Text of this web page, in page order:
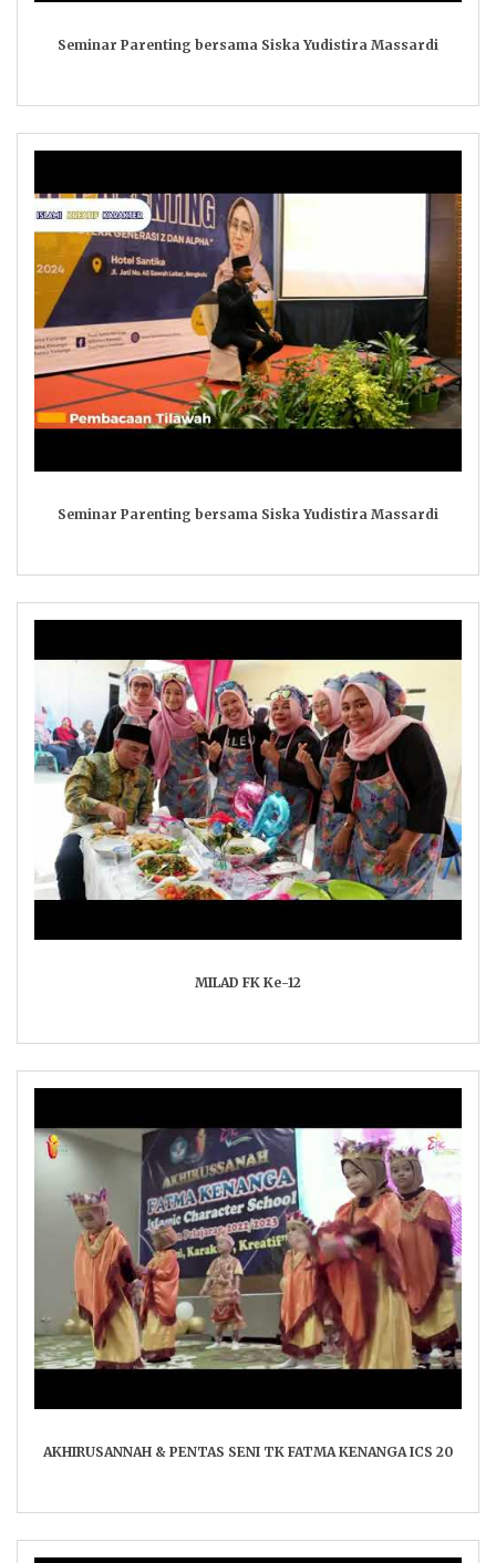
Seminar Parenting bersama Siska Yudistira Massardi
Seminar Parenting bersama Siska Yudistira Massardi
MILAD FK Ke-12
AKHIRUSANNAH & PENTAS SENI TK FATMA KENANGA ICS 20